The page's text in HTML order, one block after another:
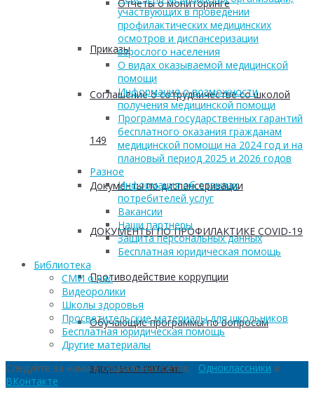
Отчеты о мониторинге
Приказы
Соглашение о сотрудничестве со школой
149
Документы по диспансеризации
ДОКУМЕНТЫ ПО ПРОФИЛАКТИКЕ COVID-19
Противодействие коррупции
Обучающие программы по вопросам
здорового питания
участвующих в проведении
профилактических медицинских
осмотров и диспансеризации
взрослого населения
О видах оказываемой медицинской
помощи
Информация о возможности
получения медицинской помощи
Программа государственных гарантий
бесплатного оказания гражданам
медицинской помощи на 2024 год и на
плановый период 2025 и 2026 годов
Разное
Информация об отзывах
потребителей услуг
Вакансии
Наши партнеры
Защита персональных данных
Бесплатная юридическая помощь
Библиотека
СМИ о нас
Видеоролики
Школы здоровья
Просветительские материалы для школьников
Бесплатная юридическая помощь
Другие материалы
Следуйте за нами в социальных сетях: Одноклассники и
ВКонтакте